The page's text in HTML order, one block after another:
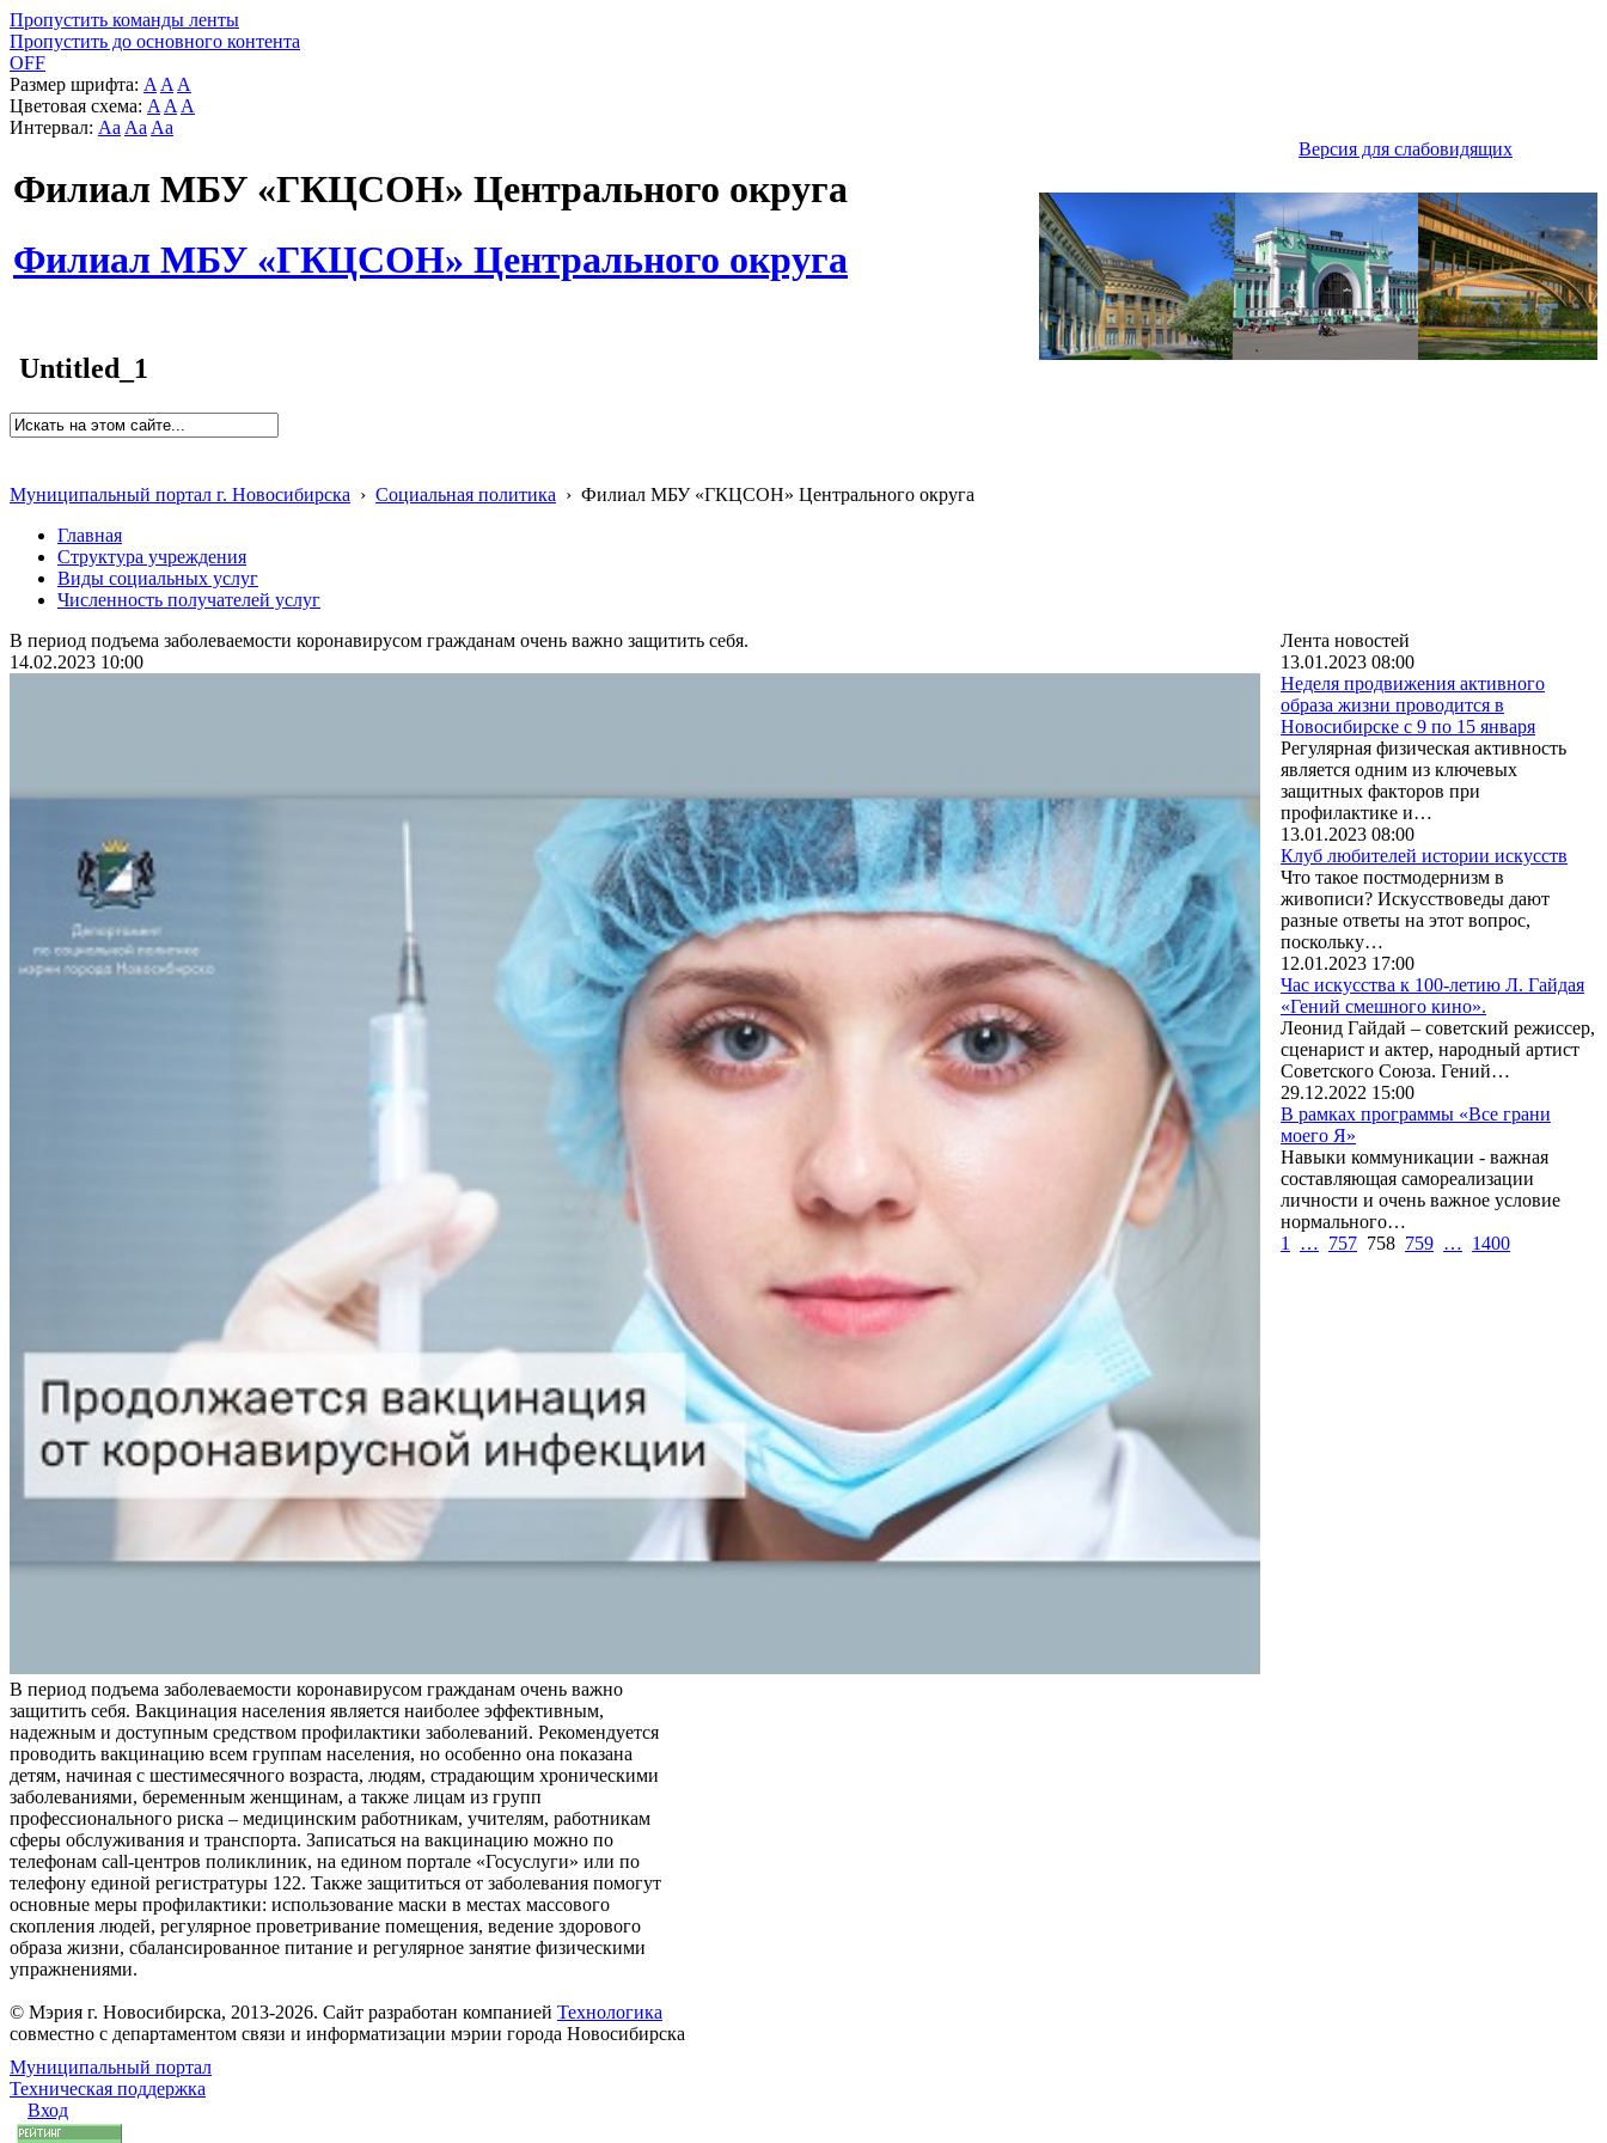
Пропустить команды ленты
Пропустить до основного контента
OFF
Размер шрифта: A A A
Цветовая схема: A A A
Интервал: Aa Aa Aa
Версия для слабовидящих
Филиал МБУ «ГКЦСОН» Центрального округа
Филиал МБУ «ГКЦСОН» Центрального округа
Untitled_1
Муниципальный портал г. Новосибирска › Социальная политика › Филиал МБУ «ГКЦСОН» Центрального округа
Главная
Структура учреждения
Виды социальных услуг
Численность получателей услуг
В период подъема заболеваемости коронавирусом гражданам очень важно защитить себя.
14.02.2023 10:00
В период подъема заболеваемости коронавирусом гражданам очень важно
защитить себя. Вакцинация населения является наиболее эффективным,
надежным и доступным средством профилактики заболеваний. Рекомендуется
проводить вакцинацию всем группам населения, но особенно она показана
детям, начиная с шестимесячного возраста, людям, страдающим хроническими
заболеваниями, беременным женщинам, а также лицам из групп
профессионального риска – медицинским работникам, учителям, работникам
сферы обслуживания и транспорта. Записаться на вакцинацию можно по
телефонам call-центров поликлиник, на едином портале «Госуслуги» или по
телефону единой регистратуры 122. Также защититься от заболевания помогут
основные меры профилактики: использование маски в местах массового
скопления людей, регулярное проветривание помещения, ведение здорового
образа жизни, сбалансированное питание и регулярное занятие физическими
упражнениями.
Лента новостей
13.01.2023 08:00
Неделя продвижения активного
образа жизни проводится в
Новосибирске с 9 по 15 января
Регулярная физическая активность
является одним из ключевых
защитных факторов при
профилактике и…
13.01.2023 08:00
Клуб любителей истории искусств
Что такое постмодернизм в
живописи? Искусствоведы дают
разные ответы на этот вопрос,
поскольку…
12.01.2023 17:00
Час искусства к 100-летию Л. Гайдая
«Гений смешного кино».
Леонид Гайдай – советский режиссер,
сценарист и актер, народный артист
Советского Союза. Гений…
29.12.2022 15:00
В рамках программы «Все грани
моего Я»
Навыки коммуникации - важная
составляющая самореализации
личности и очень важное условие
нормального…
1
… 757 758 759 … 1400
© Мэрия г. Новосибирска, 2013-2026. Сайт разработан компанией Технологика
совместно с департаментом связи и информатизации мэрии города Новосибирска
Муниципальный портал
Техническая поддержка
Вход